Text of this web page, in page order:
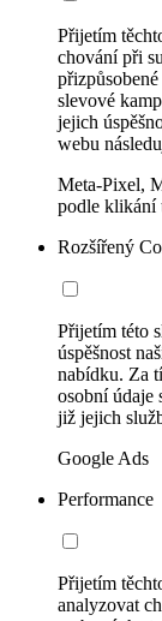
Přijetím
chování při
slevové
jejich
webu
Meta-Pixel,
podle klikání
Rozšířený
Přijetím této
úspěšnost
nabídku. Za
osobní údaje
již jejich
Google Ads
Performance
Přijetím
analyzovat